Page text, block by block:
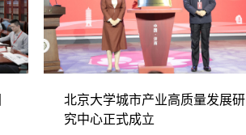
北京大学城市产业高质量发展研
究中心正式成立